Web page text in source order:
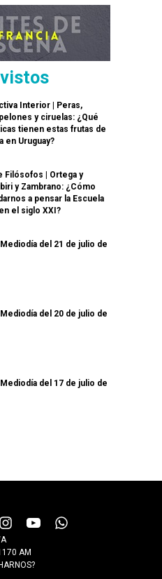
Interior | Peras,
y ciruelas: ¿Qué
tienen estas frutas de
en Uruguay?
Filósofos | Ortega y
y Zambrano: ¿Cómo
a pensar la Escuela
el siglo XXI?
del 21 de julio de
del 20 de julio de
del 17 de julio de
AM